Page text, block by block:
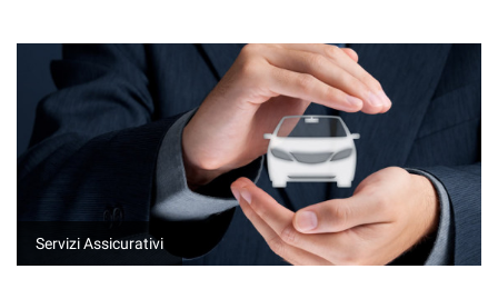
Servizi Assicurativi